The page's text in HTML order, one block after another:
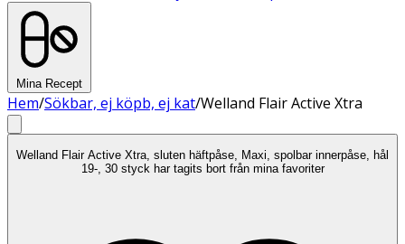
Mina Recept
Hem/Sökbar, ej köpb, ej kat/Welland Flair Active Xtra
Welland Flair Active Xtra, sluten häftpåse, Maxi, spolbar innerpåse, hål
19-, 30 styck har tagits bort från mina favoriter